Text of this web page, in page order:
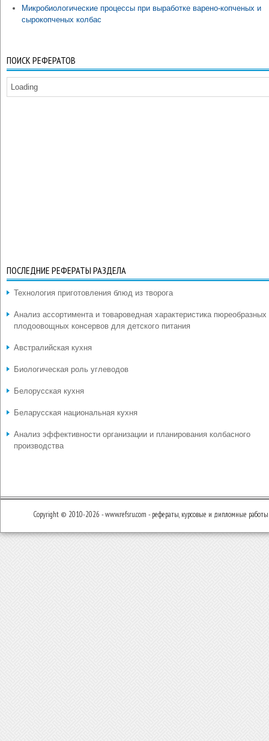
Микробиологические процессы при выработке варено-копченых и
сырокопченых колбас
ПОИСК РЕФЕРАТОВ
Loading
ПОСЛЕДНИЕ РЕФЕРАТЫ РАЗДЕЛА
Технология приготовления блюд из творога
Анализ ассортимента и товароведная характеристика пюреобразных
плодоовощных консервов для детского питания
Австралийская кухня
Биологическая роль углеводов
Белорусская кухня
Беларусская национальная кухня
Анализ эффективности организации и планирования колбасного
производства
Copyright © 2010-2026 - www.refsru.com - рефераты, курсовые и дипломные работы